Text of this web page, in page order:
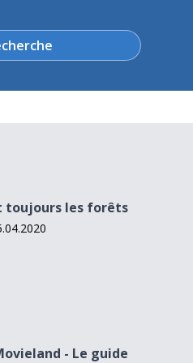
toujours les forêts
cinéma
- Le guide